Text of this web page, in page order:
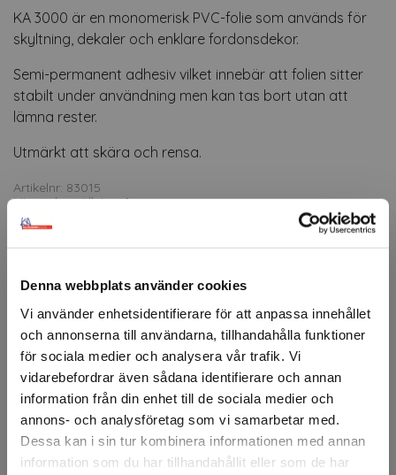
Denna webbplats använder cookies
Vi använder enhetsidentifierare för att anpassa innehållet
och annonserna till användarna, tillhandahålla funktioner
för sociala medier och analysera vår trafik. Vi
vidarebefordrar även sådana identifierare och annan
information från din enhet till de sociala medier och
annons- och analysföretag som vi samarbetar med.
Dessa kan i sin tur kombinera informationen med annan
information som du har tillhandahållit eller som de har
KA 3000 är en monomerisk PVC-folie som används för
skyltning, dekaler och enklare fordonsdekor.
Semi-permanent adhesiv vilket innebär att folien sitter
stabilt under användning men kan tas bort utan att
lämna rester.
Utmärkt att skära och rensa.
Artikelnr: 83015
Minsta beställning: 1 m
Ansök om konto
Beskrivning
KA 3000 är en monomerisk PVC-folie som används för
skyltning, dekaler och enklare fordonsdekor. Semi-
permanent adhesiv vilket innebär att folien sitter stabilt
under användning men kan tas bort utan att lämna
rester. Utmärkt att skära och rensa.
Tack vare sin flexibilitet och formbarhet kan folien